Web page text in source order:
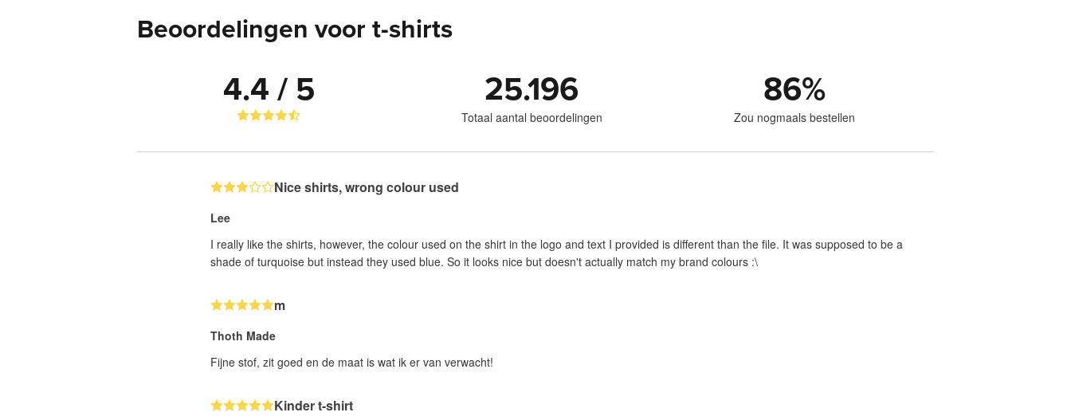
Beoordelingen voor t-shirts
4.4 / 5 25.196
Totaal aantal beoordelingen
86%
Zou nogmaals bestellen
Nice shirts, wrong colour used
Lee
I really like the shirts, however, the colour used on the shirt in the logo and text I provided is different than the file. It was supposed to be a
shade of turquoise but instead they used blue. So it looks nice but doesn't actually match my brand colours :\
m
Thoth Made
Fijne stof, zit goed en de maat is wat ik er van verwacht!
Kinder t-shirt